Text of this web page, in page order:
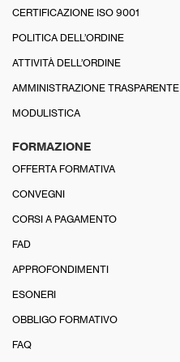
CERTIFICAZIONE ISO 9001
POLITICA DELL’ORDINE
ATTIVITÀ DELL’ORDINE
AMMINISTRAZIONE TRASPARENTE
MODULISTICA
FORMAZIONE
OFFERTA FORMATIVA
CONVEGNI
CORSI A PAGAMENTO
FAD
APPROFONDIMENTI
ESONERI
OBBLIGO FORMATIVO
FAQ